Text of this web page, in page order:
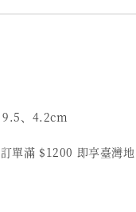
9.5、4.2cm
單滿 $1200 即享臺灣